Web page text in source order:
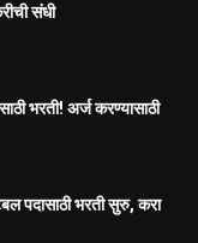
संधी
भरती! अर्ज करण्यासाठी
पदासाठी भरती सुरु, करा